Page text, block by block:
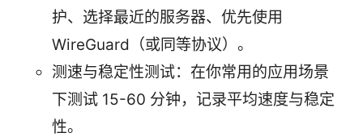
护、选择最近的服务器、优先使用
WireGuard（或同等协议）。
测速与稳定性测试：在你常用的应用场景
下测试 15-60 分钟，记录平均速度与稳定
性。